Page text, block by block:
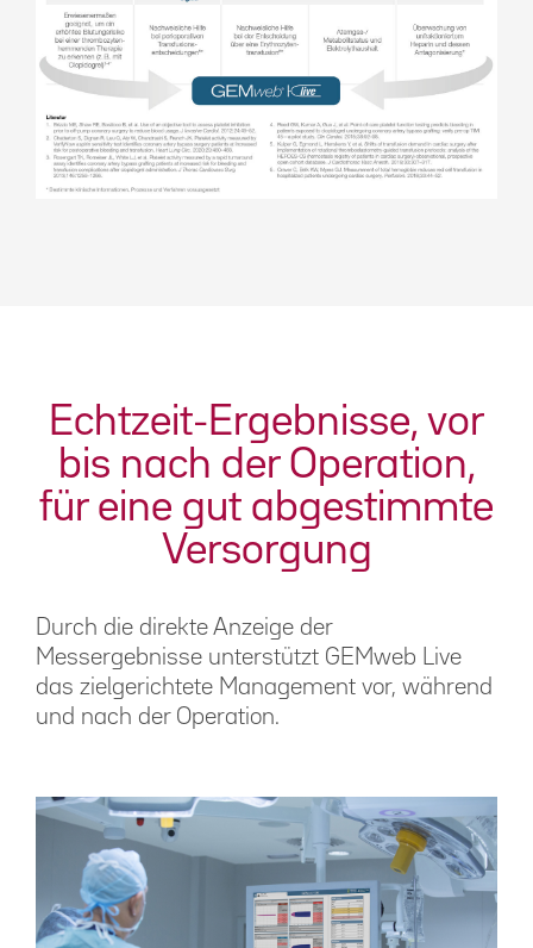
Echtzeit-Ergebnisse, vor
bis nach der Operation,
für eine gut abgestimmte
Versorgung
Durch die direkte Anzeige der
Messergebnisse unterstützt GEMweb Live
das zielgerichtete Management vor, während
und nach der Operation.